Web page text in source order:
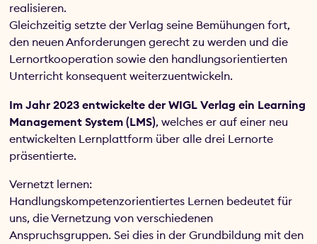
realisieren.
Gleichzeitig setzte der Verlag seine Bemühungen fort,
den neuen Anforderungen gerecht zu werden und die
Lernortkooperation sowie den handlungsorientierten
Unterricht konsequent weiterzuentwickeln.
Im Jahr 2023 entwickelte der WIGL Verlag ein Learning
Management System (LMS), welches er auf einer neu
entwickelten Lernplattform über alle drei Lernorte
präsentierte.
Vernetzt lernen:
Handlungskompetenzorientiertes Lernen bedeutet für
uns, die Vernetzung von verschiedenen
Anspruchsgruppen. Sei dies in der Grundbildung mit den